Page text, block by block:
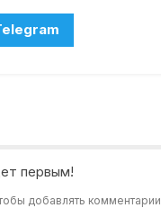
первым!
добавлять комментарии